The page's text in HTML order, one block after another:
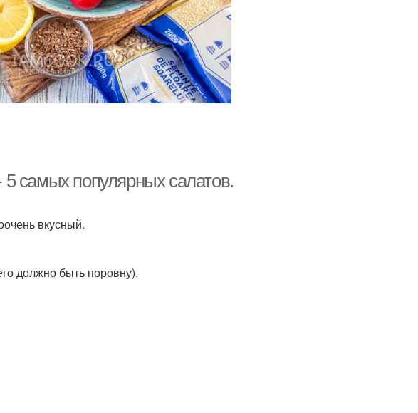
самых популярных салатов.
вкусный.
должно быть поровну).